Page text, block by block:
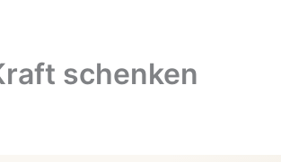
schenken